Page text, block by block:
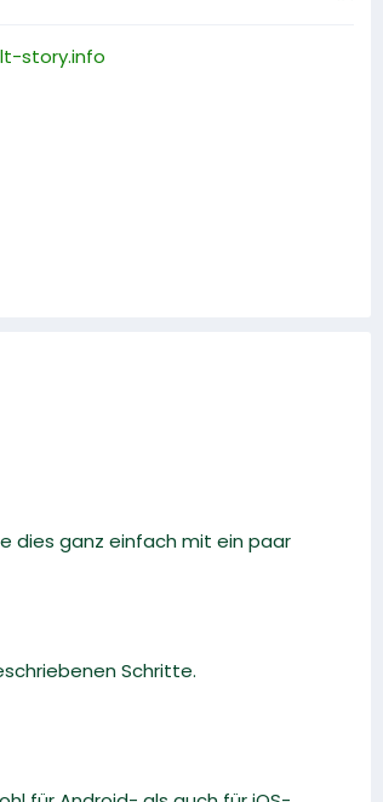
story.info
dies ganz einfach mit ein paar
Schritte.